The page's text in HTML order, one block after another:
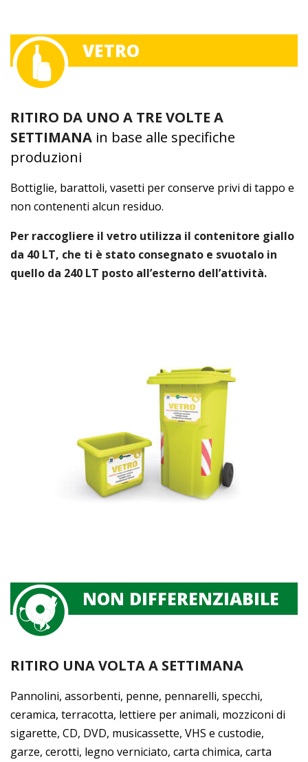
VETRO
RITIRO DA UNO A TRE VOLTE A
SETTIMANA in base alle specifiche
produzioni
Bottiglie, barattoli, vasetti per conserve privi di tappo e
non contenenti alcun residuo.
Per raccogliere il vetro utilizza il contenitore giallo
da 40 LT, che ti è stato consegnato e svuotalo in
quello da 240 LT posto all’esterno dell’attività.
NON DIFFERENZIABILE
RITIRO UNA VOLTA A SETTIMANA
Pannolini, assorbenti, penne, pennarelli, specchi,
ceramica, terracotta, lettiere per animali, mozziconi di
sigarette, CD, DVD, musicassette, VHS e custodie,
garze, cerotti, legno verniciato, carta chimica, carta